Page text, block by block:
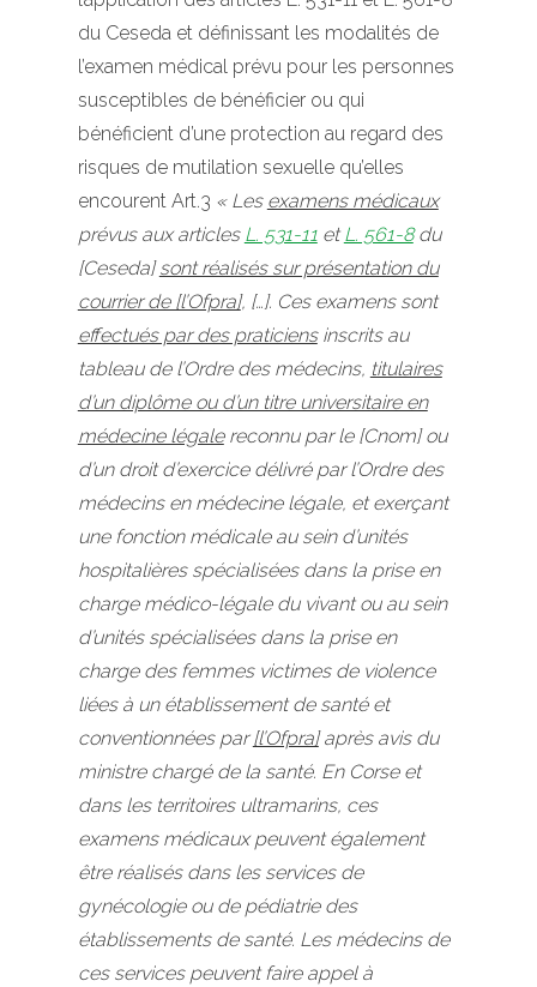
du Ceseda et définissant les modalités de
l’examen médical prévu pour les personnes
susceptibles de bénéficier ou qui
bénéficient d’une protection au regard des
risques de mutilation sexuelle qu’elles
encourent Art.3 « Les examens médicaux
prévus aux articles L. 531-11etL. 561-8du
[Ceseda]sont réalisés sur présentation du
courrier de [l’Ofpra], […]. Ces examens sont
effectués par des praticiensinscrits au
tableau de l’Ordre des médecins, titulaires
d’un diplôme ou d’un titre universitaire en
médecine légalereconnu par le [Cnom] ou
d’un droit d’exercice délivré par l’Ordre des
médecins en médecine légale, et exerçant
une fonction médicale au sein d’unités
hospitalières spécialisées dans la prise en
charge médico-légale du vivant ou au sein
d’unités spécialisées dans la prise en
charge des femmes victimes de violence
liées à un établissement de santé et
conventionnées par[l’Ofpra]après avis du
ministre chargé de la santé. En Corse et
dans les territoires ultramarins, ces
examens médicaux peuvent également
être réalisés dans les services de
gynécologie ou de pédiatrie des
établissements de santé. Les médecins de
ces services peuvent faire appel à